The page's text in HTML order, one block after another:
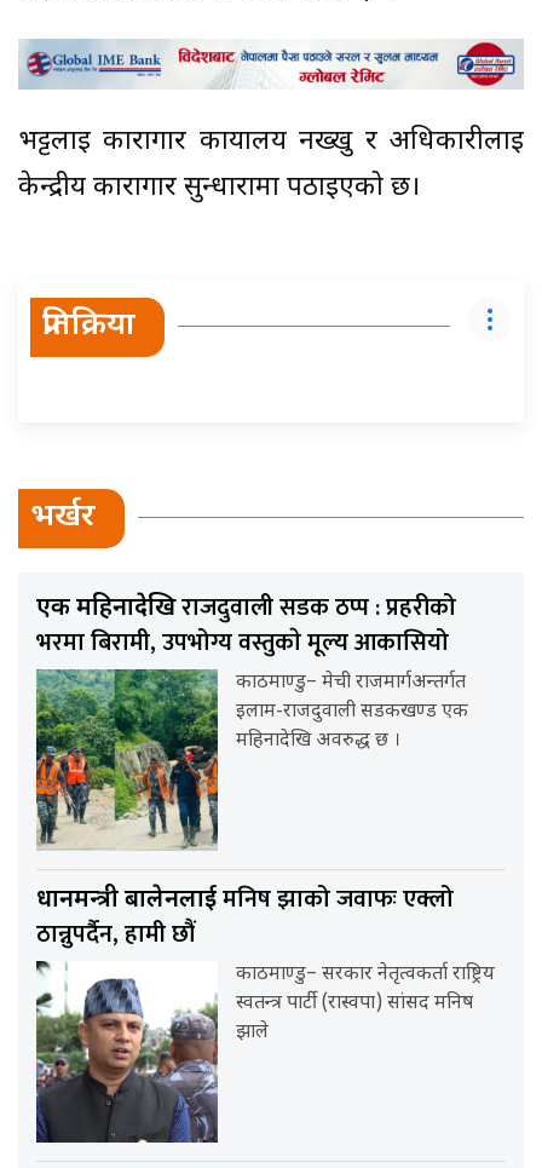
भट्टलाई कारागार कार्यालय नख्खु र अधिकारीलाई
केन्द्रीय कारागार सुन्धारामा पठाइएको छ।
प्रतिक्रिया
भर्खर
एक महिनादेखिराजदुवाली सडक ठप्प : प्रहरीको
भरमा बिरामी, उपभोग्य वस्तुकाे मूल्य आकासियो
काठमाण्डु– मेची राजमार्गअन्तर्गत
इलाम-राजदुवाली सडकखण्ड एक
महिनादेखि अवरुद्ध छ ।
प्रधानमन्त्री बालेनलाईमनिष झाको जवाफः एक्लो
ठान्नुपर्दैन, हामी छौं
काठमाण्डु– सरकार नेतृत्वकर्ता राष्ट्रिय
स्वतन्त्र पार्टी (रास्वपा) सांसद मनिष
झाले